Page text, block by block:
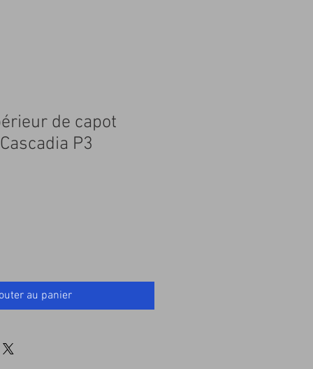
de capot
P3
au panier